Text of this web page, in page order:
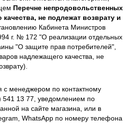
Перечне непродовольственных
не подлежат возврату и
Кабинета Министров
г. № 172 "О реализации отдельных
"О защите прав потребителей",
надлежащего качества, не
с менеджером по контактному
13 77, уведомлением по
на сайте магазина, или в
WhatsApp по номеру телефона